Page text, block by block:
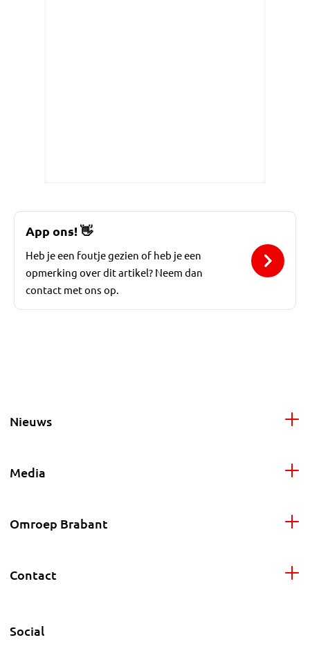
App ons!👋
Heb je een foutje gezien of heb je een
opmerking over dit artikel? Neem dan
contact met ons op.
Nieuws
Media
Omroep Brabant
Contact
Social